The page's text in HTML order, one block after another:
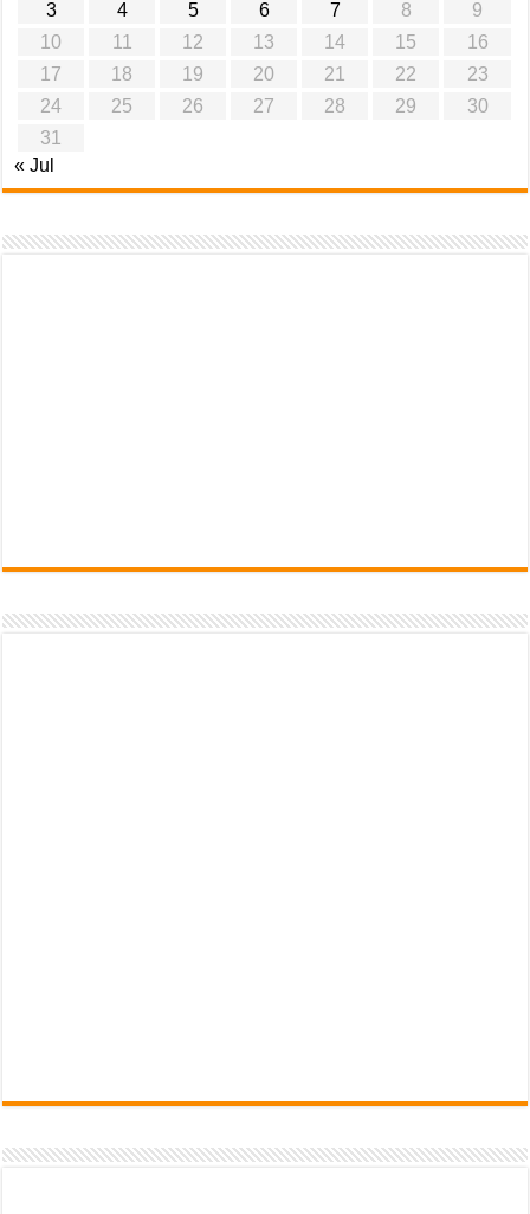
3
4 5 6 7 8
9
10
11 12 13 14 15
16
17
18 19 20 21 22
23
24
25 26 27 28 29
30
31
« Jul